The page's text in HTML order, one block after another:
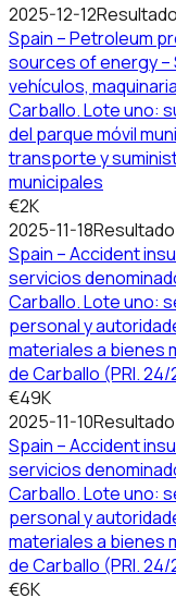
2025-12-12
Spain – Petroleum
sources of energy –
vehículos,
Carballo. Lote uno:
del parque móvil
transporte y
municipales
€2K
2025-11-18
Spain – Accident
servicios
Carballo. Lote uno:
personal y
materiales a bienes
de Carballo (PRI.
€49K
2025-11-10
Spain – Accident
servicios
Carballo. Lote uno:
personal y
materiales a bienes
de Carballo (PRI.
€6K